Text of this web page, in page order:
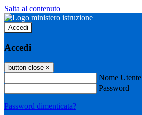
Salta al contenuto
Accedi
Accedi
button close ×
Nome Utente
Password
Password dimenticata?